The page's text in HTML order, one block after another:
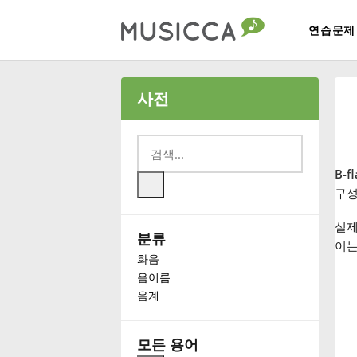
연습문제
Български
Deutsch
English
Español
사전
분류
화음
음이름
음계
모든 용어
B-
구
실
이